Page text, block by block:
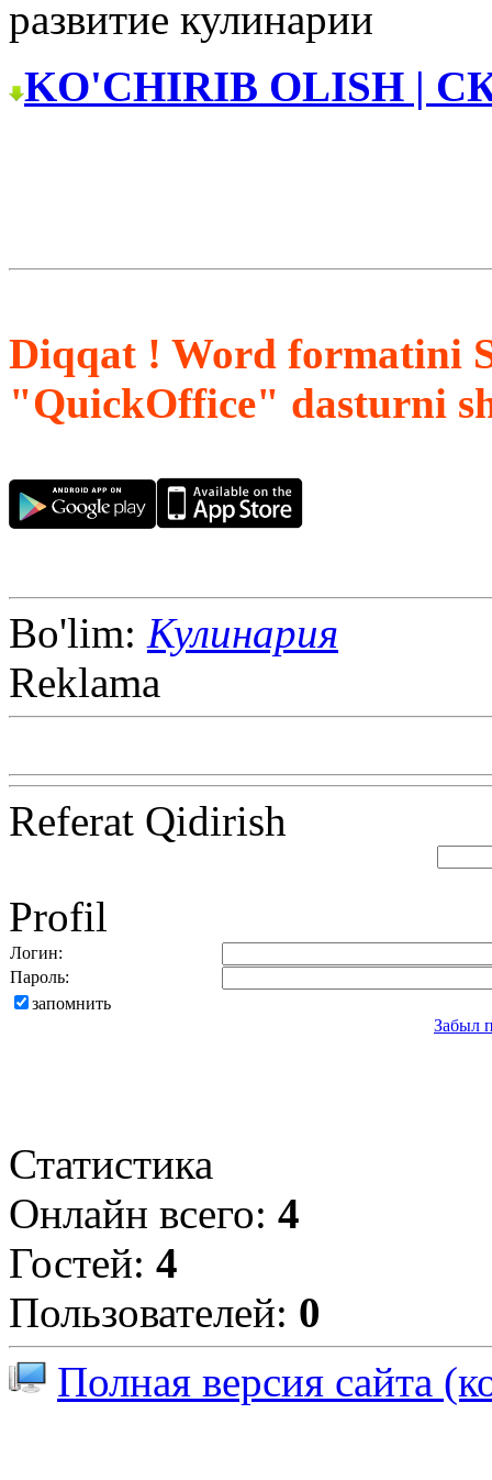
развитие кулинарии
KO'CHIRIB OLISH |
Diqqat ! Word formatini
"QuickOffice" dasturni
Bo'lim: Кулинария
Reklama
Referat Qidirish
Profil
Логин:
Пароль:
запомнить
Забыл
Статистика
Онлайн всего: 4
Гостей: 4
Пользователей: 0
Полная версия сайта